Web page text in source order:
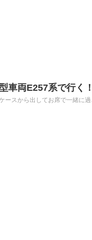
車両E257系で行く
ースから出してお席で一緒に